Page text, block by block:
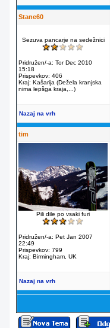
Stane60
Sezuva pancarje na sedežnici
Pridružen/-a: Tor Dec 2010
15:18
Prispevkov: 406
Kraj: Kašarija (Dežela kranjska
nima lepšga kraja,...)
Nazaj na vrh
tim
Pili dile po vsaki furi
Pridružen/-a: Pet Jan 2007
22:49
Prispevkov: 799
Kraj: Birmingham, UK
Nazaj na vrh